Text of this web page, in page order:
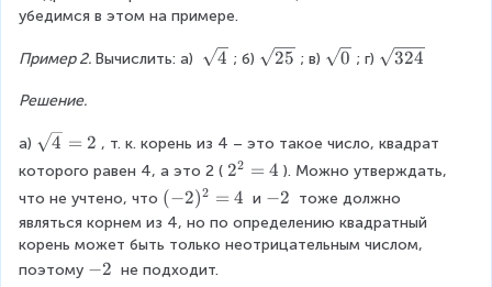
q
-
2
}
?
s
r
5
убедимся в этом на примере.
Пример 2. Вычислить: а) \
t
4
4 ; б) \
t
{
}
25 ; в) \
t
0
0 ; г) \
t
{
4
}
324
Решение.
а) \
s
r
t
4
=
4 = 2 , т. к. корень из 4 – это такое число, квадрат
которого равен 4, а это 2 ( 2
^
2
=
22 = 4 ). Можно утверждать,
что не учтено, что (-
2
)
^
(−2)2 = 4 и -
2
−2 тоже должно
являться корнем из 4, но по определению квадратный
корень может быть только неотрицательным числом,
поэтому -
−2 не подходит.